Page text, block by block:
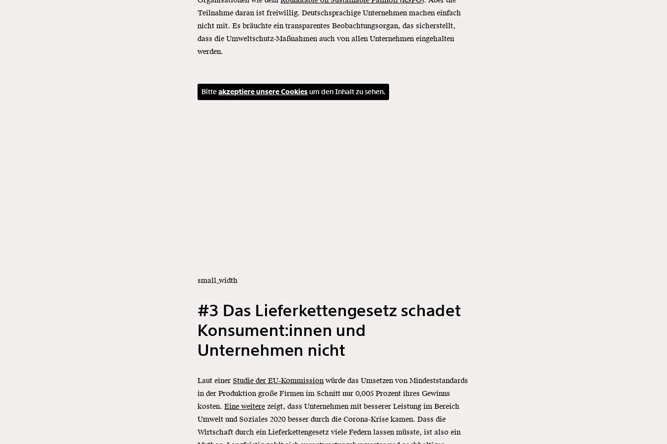
Teilnahme daran ist freiwillig. Deutschsprachige Unternehmen machen einfach
nicht mit. Es bräuchte ein transparentes Beobachtungsorgan, das sicherstellt,
dass die Umweltschutz-Maßnahmen auch von allen Unternehmen eingehalten
werden.
Bitteakzeptiere unsere Cookiesum den Inhalt zu sehen.
small_width
#3 Das Lieferkettengesetz schadet
Konsument:innen und
Unternehmen nicht
Laut einerStudie der EU-Kommissionwürde das Umsetzen von Mindeststandards
in der Produktion große Firmen im Schnitt nur 0,005 Prozent ihres Gewinns
kosten.Eine weitere zeigt, dass Unternehmen mit besserer Leistung im Bereich
Umwelt und Soziales 2020 besser durch die Corona-Krise kamen. Dass die
Wirtschaft durch einLieferkettengesetz viele Federn lassen müsste, ist also ein